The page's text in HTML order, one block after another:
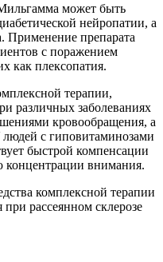
может быть
нейропатии, а
Применение препарата
с поражением
как плексопатия.
терапии,
различных заболеваниях
кровообращения, а
людей с гиповитаминозами
быстрой компенсации
внимания.